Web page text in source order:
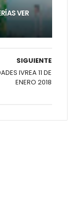
VER
SIGUIENTE
IVREA 11 DE
ENERO 2018